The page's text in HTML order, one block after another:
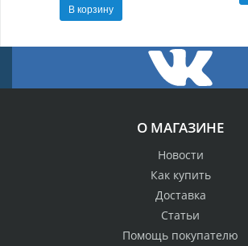
В корзину
О МАГАЗИНЕ
Новости
Как купить
Доставка
Статьи
Помощь покупателю